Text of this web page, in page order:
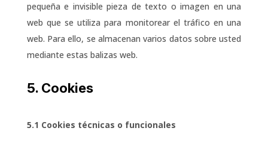
pequeña e invisible pieza de texto o imagen en una
web que se utiliza para monitorear el tráfico en una
web. Para ello, se almacenan varios datos sobre usted
mediante estas balizas web.
5. Cookies
5.1 Cookies técnicas o funcionales